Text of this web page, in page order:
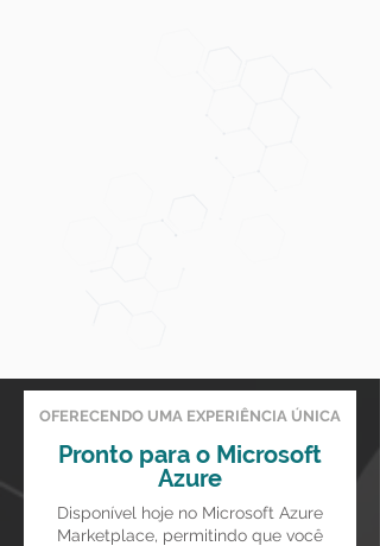
OFERECENDO UMA EXPERIÊNCIA ÚNICA
Pronto para o Microsoft
Azure
Disponível hoje no Microsoft Azure
Marketplace, permitindo que você